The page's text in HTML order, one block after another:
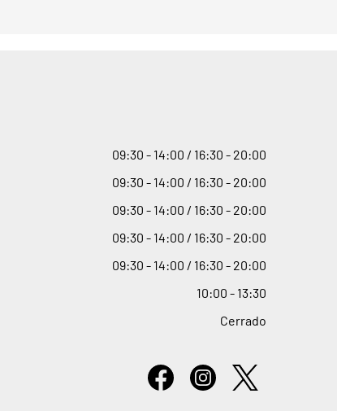
09:30 - 14:00 / 16:30 - 20:00
09:30 - 14:00 / 16:30 - 20:00
09:30 - 14:00 / 16:30 - 20:00
09:30 - 14:00 / 16:30 - 20:00
09:30 - 14:00 / 16:30 - 20:00
10:00 - 13:30
Cerrado